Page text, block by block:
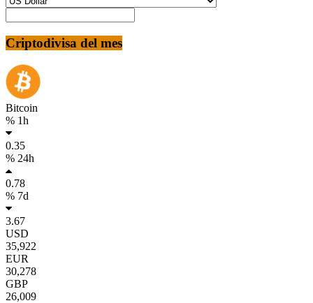
Criptodivisa del mes
Bitcoin
% 1h
0.35
% 24h
0.78
% 7d
3.67
USD
35,922
EUR
30,278
GBP
26,009